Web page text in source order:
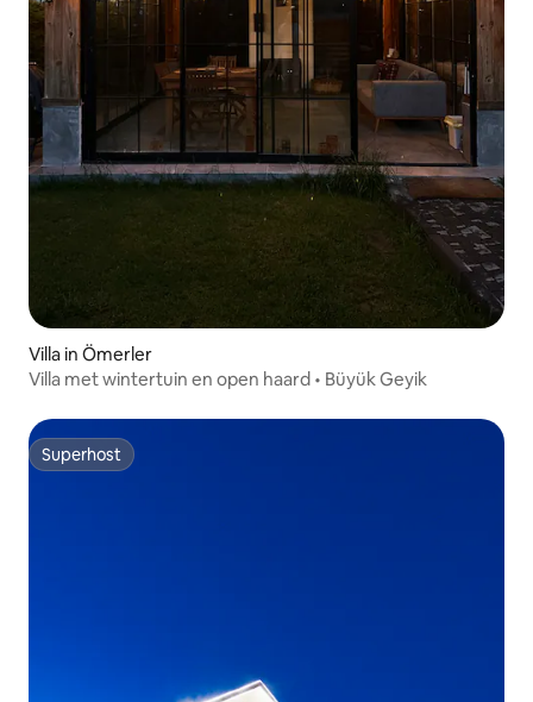
Villa in Ömerler
Villa met wintertuin en open haard • Büyük Geyik
Superhost
Superhost